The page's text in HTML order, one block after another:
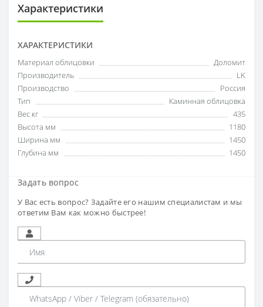
Характеристики
ХАРАКТЕРИСТИКИ
Материал облицовки
Доломит
Производитель
LK
Производство
Россия
Тип
Каминная облицовка
Вес кг
435
Высота мм
1180
Ширина мм
1450
Глубина мм
1450
Задать вопрос
У Вас есть вопрос? Задайте его нашим специалистам и мы
ответим Вам как можно быстрее!